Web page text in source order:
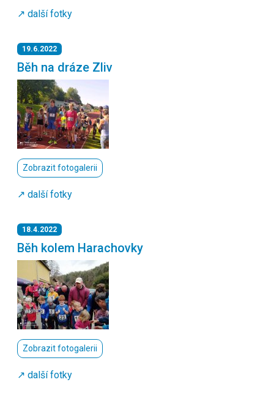
↗️ další fotky
19.6.2022
Běh na dráze Zliv
Zobrazit fotogalerii
↗️ další fotky
18.4.2022
Běh kolem Harachovky
Zobrazit fotogalerii
↗️ další fotky